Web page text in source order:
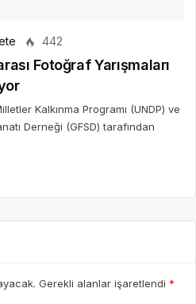
442
Fotoğraf Yarışmaları
Kalkınma Programı (UNDP) ve
Derneği (GFSD) tarafından
Gerekli alanlar işaretlendi *